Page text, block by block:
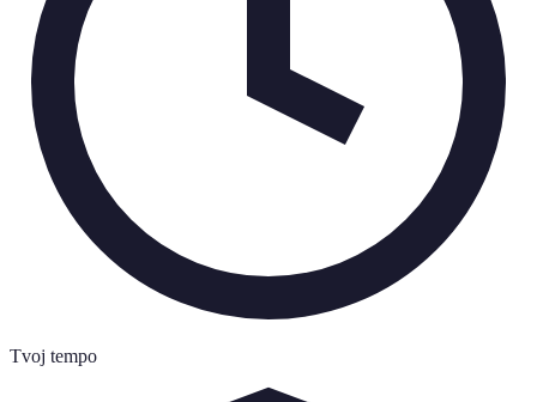
Tvoj tempo